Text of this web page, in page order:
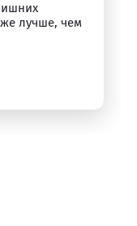
лучше, чем